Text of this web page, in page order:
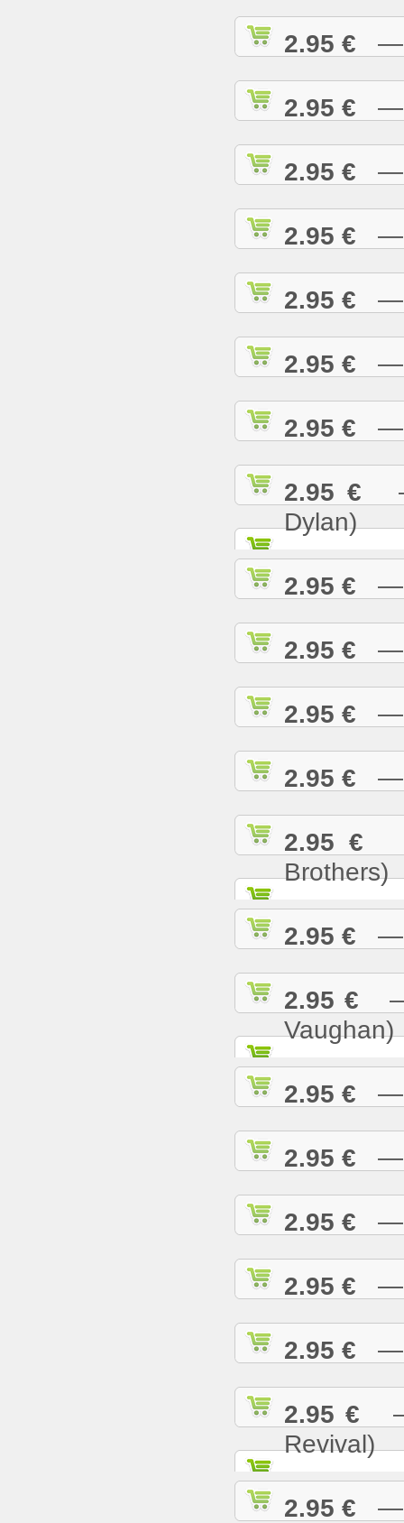
2.95 € —
2.95 € —
2.95 € —
2.95 € —
2.95 € —
2.95 € —
2.95 € —
2.95 € —
Dylan)
2.95 € —
2.95 € —
2.95 € —
2.95 € —
2.95 €
Brothers)
2.95 € —
2.95 € —
Vaughan)
2.95 € —
2.95 € —
2.95 € —
2.95 € —
2.95 € —
2.95 € —
Revival)
2.95 € —